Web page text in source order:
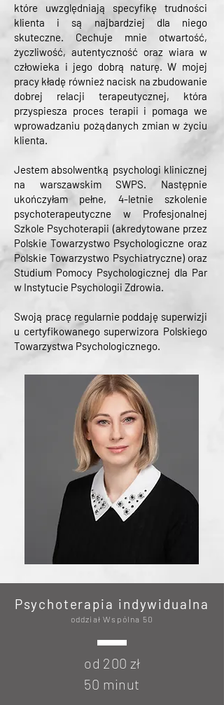
które uwzględniają specyfikę trudności
klienta i są najbardziej dla niego
skuteczne. Cechuje mnie otwartość,
życzliwość, autentyczność oraz wiara w
człowieka i jego dobrą naturę. W mojej
pracy kładę również nacisk na zbudowanie
dobrej relacji terapeutycznej, która
przyspiesza proces terapii i pomaga we
wprowadzaniu pożądanych zmian w życiu
klienta.
Jestem absolwentką psychologi klinicznej
na warszawskim SWPS. Następnie
ukończyłam pełne, 4-letnie szkolenie
psychoterapeutyczne w Profesjonalnej
Szkole Psychoterapii (akredytowane przez
Polskie Towarzystwo Psychologiczne oraz
Polskie Towarzystwo Psychiatryczne) oraz
Studium Pomocy Psychologicznej dla Par
w Instytucie Psychologii Zdrowia.
Swoją pracę regularnie poddaję superwizji
u certyfikowanego superwizora Polskiego
Towarzystwa Psychologicznego.
Psychoterapia indywidualna
oddział Wspólna 50
od 200 zł
50 minut